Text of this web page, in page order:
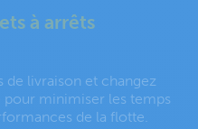
à arrêts
de livraison et changez
pour minimiser les temps
de la flotte.